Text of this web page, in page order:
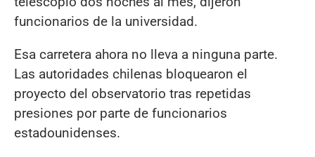
funcionarios de la universidad.
Esa carretera ahora no lleva a ninguna parte.
Las autoridades chilenas bloquearon el
proyecto del observatorio tras repetidas
presiones por parte de funcionarios
estadounidenses.